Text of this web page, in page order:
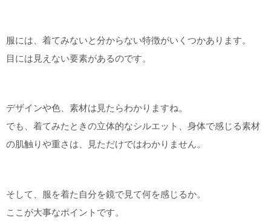
服には、着てみないと分からない特徴がいくつかあります。
目には見えない要素があるのです。
デザインや色、素材は見たらわかりますね。
でも、着てみたときの立体的なシルエット、身体で感じる素材
の肌触りや重さは、見ただけではわかりません。
そして、服を着た自分を鏡で見て何を感じるか。
ここが大事なポイントです。